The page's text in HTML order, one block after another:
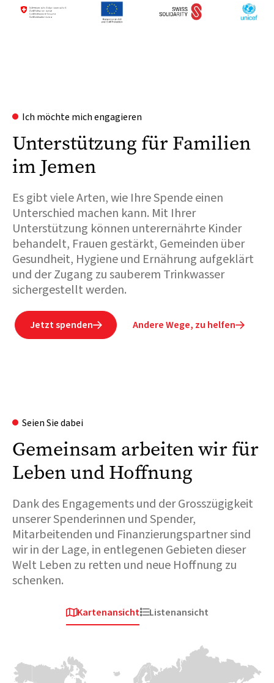
Ich möchte mich engagieren
Unterstützung für Familien
im Jemen
Es gibt viele Arten, wie Ihre Spende einen
Unterschied machen kann. Mit Ihrer
Unterstützung können unterernährte Kinder
behandelt, Frauen gestärkt, Gemeinden über
Gesundheit, Hygiene und Ernährung aufgeklärt
und der Zugang zu sauberem Trinkwasser
sichergestellt werden.
Jetzt spenden Andere Wege, zu helfen
Seien Sie dabei
Gemeinsam arbeiten wir für
Leben und Hoffnung
Dank des Engagements und der Grosszügigkeit
unserer Spenderinnen und Spender,
Mitarbeitenden und Finanzierungspartner sind
wir in der Lage, in entlegenen Gebieten dieser
Welt Leben zu retten und neue Hoffnung zu
schenken.
Der Tschad ist stark
betroffen von der
weltgrössten
Als 2022 der Konflikt
ausbrach und Millionen
von Familien um ihr
KartenansichtListenansicht